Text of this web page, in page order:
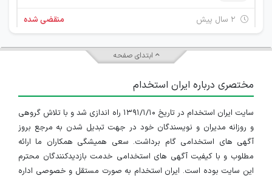
منقضی شده
ابتدای صفحه
مختصری درباره ایران استخدام
سایت ایران استخدام در تاریخ ۱۳۹۱/۱/۱۰ راه اندازی شد و با تلاش گروهی
و روزانه مدیران و نویسندگان خود در جهت تبدیل شدن به مرجع بروز
آگهی های استخدامی گام برداشت. سعی همیشگی همکاران ما ارائه
مطلوب و با کیفیت آگهی های استخدامی خدمت بازدیدکنندگان محترم
این سایت بوده است. ایران استخدام به صورت مستقل و خصوصی اداره